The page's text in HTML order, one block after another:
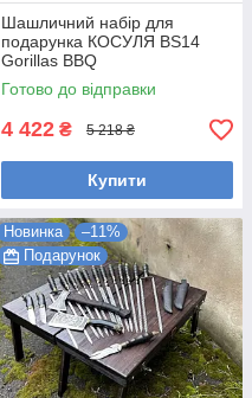
Шашличний набір для
подарунка КОСУЛЯ BS14
Gorillas BBQ
Готово до відправки
4 422 ₴ 5 218 ₴
Купити
Новинка
–11%
Подарунок